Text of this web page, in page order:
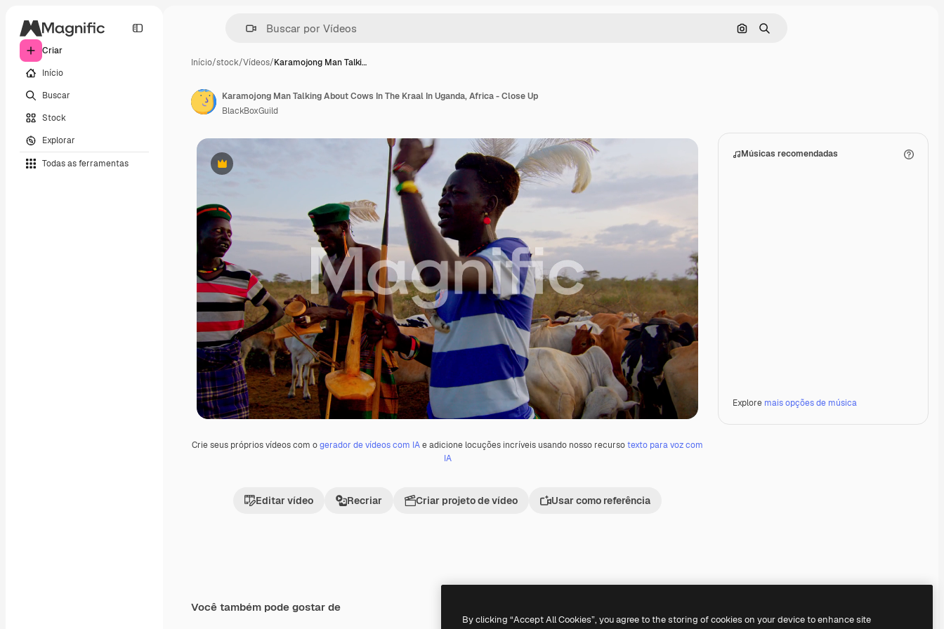
Criar
Início
Buscar
Stock
Explorar
Todas as ferramentas
Pesquisar por imagem
Buscar
Início/stock/Vídeos/Karamojong Man Talki…
Premium
Crie seus próprios vídeos com ogerador de vídeos com IAe adicione locuções incríveis usando nosso recursotexto para voz com
IA
Editar vídeo Recriar Criar projeto de vídeo Usar como referência
Músicas recomendadas
Explore mais opções de música
Karamojong Man Talking About Cows In The Kraal In Uganda, Africa - Close Up
BlackBoxGuild
Você também pode gostar de
Premium
Premium Premium
Premium
By clicking “Accept All Cookies”, you agree to the storing of cookies on your device to enhance site